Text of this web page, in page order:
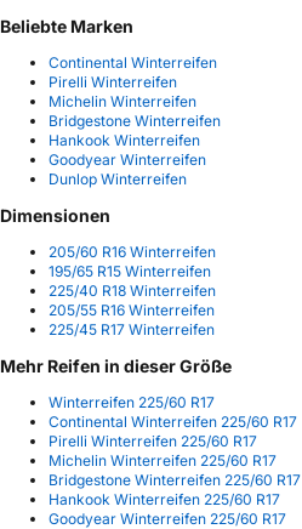
Beliebte Marken
Continental Winterreifen
Pirelli Winterreifen
Michelin Winterreifen
Bridgestone Winterreifen
Hankook Winterreifen
Goodyear Winterreifen
Dunlop Winterreifen
Dimensionen
205/60 R16 Winterreifen
195/65 R15 Winterreifen
225/40 R18 Winterreifen
205/55 R16 Winterreifen
225/45 R17 Winterreifen
Mehr Reifen in dieser Größe
Winterreifen 225/60 R17
Continental Winterreifen 225/60 R17
Pirelli Winterreifen 225/60 R17
Michelin Winterreifen 225/60 R17
Bridgestone Winterreifen 225/60 R17
Hankook Winterreifen 225/60 R17
Goodyear Winterreifen 225/60 R17